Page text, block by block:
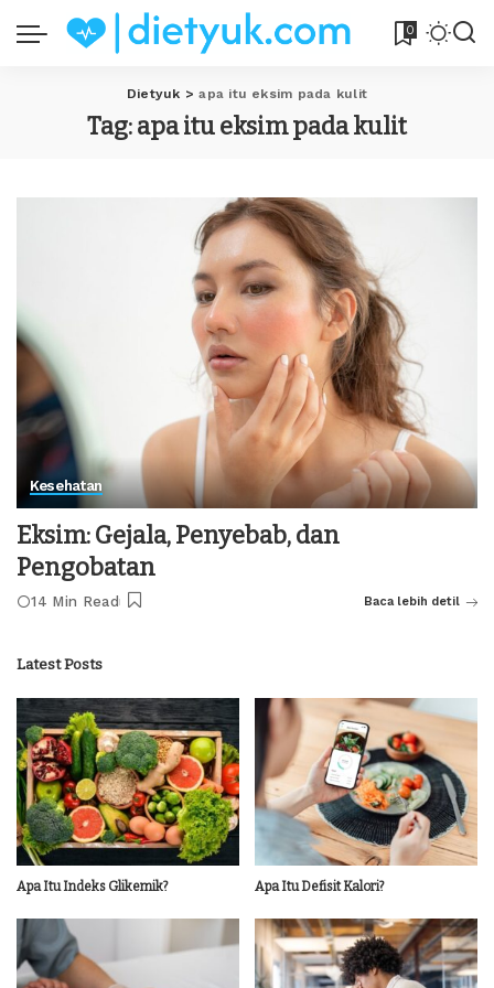
0
Dietyuk >apa itu eksim pada kulit
Tag:apa itu eksim pada kulit
Kesehatan
Eksim: Gejala, Penyebab, dan
Pengobatan
14 Min Read Baca lebih detil
Latest Posts
Apa Itu Indeks Glikemik? Apa Itu Defisit Kalori?